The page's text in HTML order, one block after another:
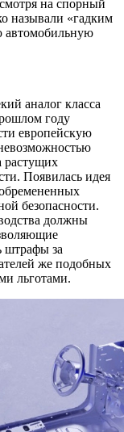
на спорный
называли «гадким
автомобильную
аналог класса
году
европейскую
растущих
Появилась идея
безопасности.
должны
штрафы за
же подобных
льготами.